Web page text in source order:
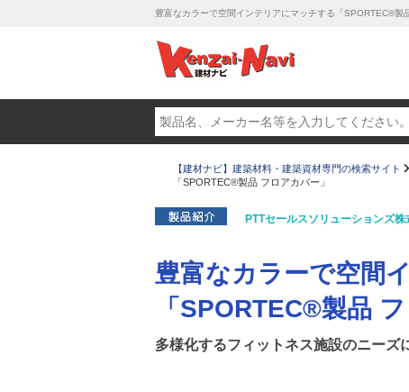
豊富なカラーで空間インテリアにマッチする「SPORTEC®︎
【建材ナビ】建築材料・建築資材専門の検索サイト
「SPORTEC®︎製品 フロアカバー」
PTTセールスソリューションズ株
豊富なカラーで空間
「SPORTEC®︎製品
多様化するフィットネス施設のニーズ